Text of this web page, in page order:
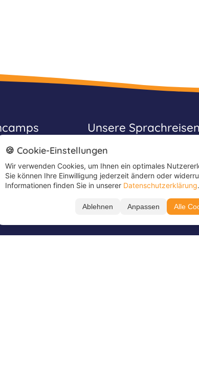
Unsere Sprachreisen
Sprachferien
Schülersprachferien
Englischcamps
🍪 Cookie-Einstellungen
Wir verwenden Cookies, um Ihnen ein optimales
Sie können Ihre Einwilligung jederzeit ändern oder
Informationen finden Sie in unserer Datenschutzerklärung.
Ablehnen Anpassen Alle